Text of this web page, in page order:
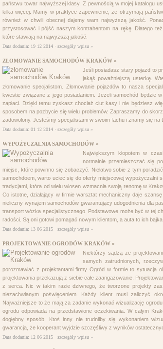
państwu towar najwyższej klasy. Z pewnością w mojej katalogu
kilka więcej. Mamy w praktyce zapewnienie, że otrzymają
również w chwili obecnej dajemy wam najwyższą jakość.
przystosować i pójść naszym kontrahentom na rękę. Dlatego
które stawiają na najwyższą jakość.
Data dodania: 19 12 2014 · szczegóły wpisu »
ZŁOMOWANIE SAMOCHODÓW KRAKÓW »
Jeśli posiadasz stary pojazd to
jakąś poważniejszą usterkę.
złomowanie specjalistom. Złomowanie pojazdów to nasza
kwestie związane z jego posiadaniem. Jeżeli samochód będzie
zapłaci. Dzięki temu zyskasz chociaż ciut kasy i nie będziesz
sposobem na pozbycie się wielu problemów. Zapraszamy do
zadowolony. Jesteśmy specjalistami w swoim fachu i znamy się
Data dodania: 01 12 2014 · szczegóły wpisu »
WYPOŻYCZALNIA SAMOCHODÓW »
Największym kłopotem w
normalnie przemieszczać się
miejsc, które powinno się zobaczyć. Niełatwo sobie z tym
samochdoem, warto uciec się do oferty miejscowej wypożyczalni
tradycjami, która od wielu wiosen wzmacnia swoją renomę w
Co istotne, działający w firmie warsztat mechaniczny daje
nieliczny wynajem samochodów gwarantujący udogodnienia dla
transport wózka specjalistycznego. Podstawowe może być w tej
radości. Są oni gotowi pomagać nowym klientom, a auta to ich
Data dodania: 13 06 2015 · szczegóły wpisu »
PROJEKTOWANIE OGRODÓW KRAKÓW »
Niektórzy sądzą że
samych zatrudnionych,
porozmawiać z projektantami firmy Ogród w formie to sytuacja
projektowania przekazują z siebie całe zaangażowanie.
z serca. Nic w takim razie dziwnego, że tworzone projekty
niezachwianym poświęceniem. Każdy klient musi zaliczyć
Najważniejsze to że mają za zadanie wykonać wizualizację
ogrodu odpowiada na przedstawione oczekiwania. W całym
dogłębny sposób. Ktoś inny nie trudniłby się wykonaniem
gwarancja, że kooperant wyjdzie szczęśliwy z wyników
Data dodania: 12 06 2015 · szczegóły wpisu »